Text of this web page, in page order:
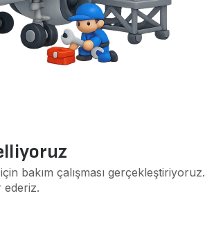
bakım çalışması gerçekleştiriyoruz.
ederiz.